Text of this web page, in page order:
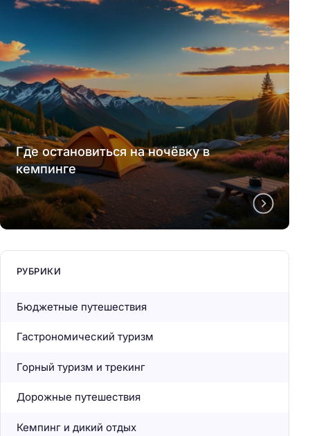
Где остановиться на ночёвку в
кемпинге
РУБРИКИ
Бюджетные путешествия
Гастрономический туризм
Горный туризм и трекинг
Дорожные путешествия
Кемпинг и дикий отдых